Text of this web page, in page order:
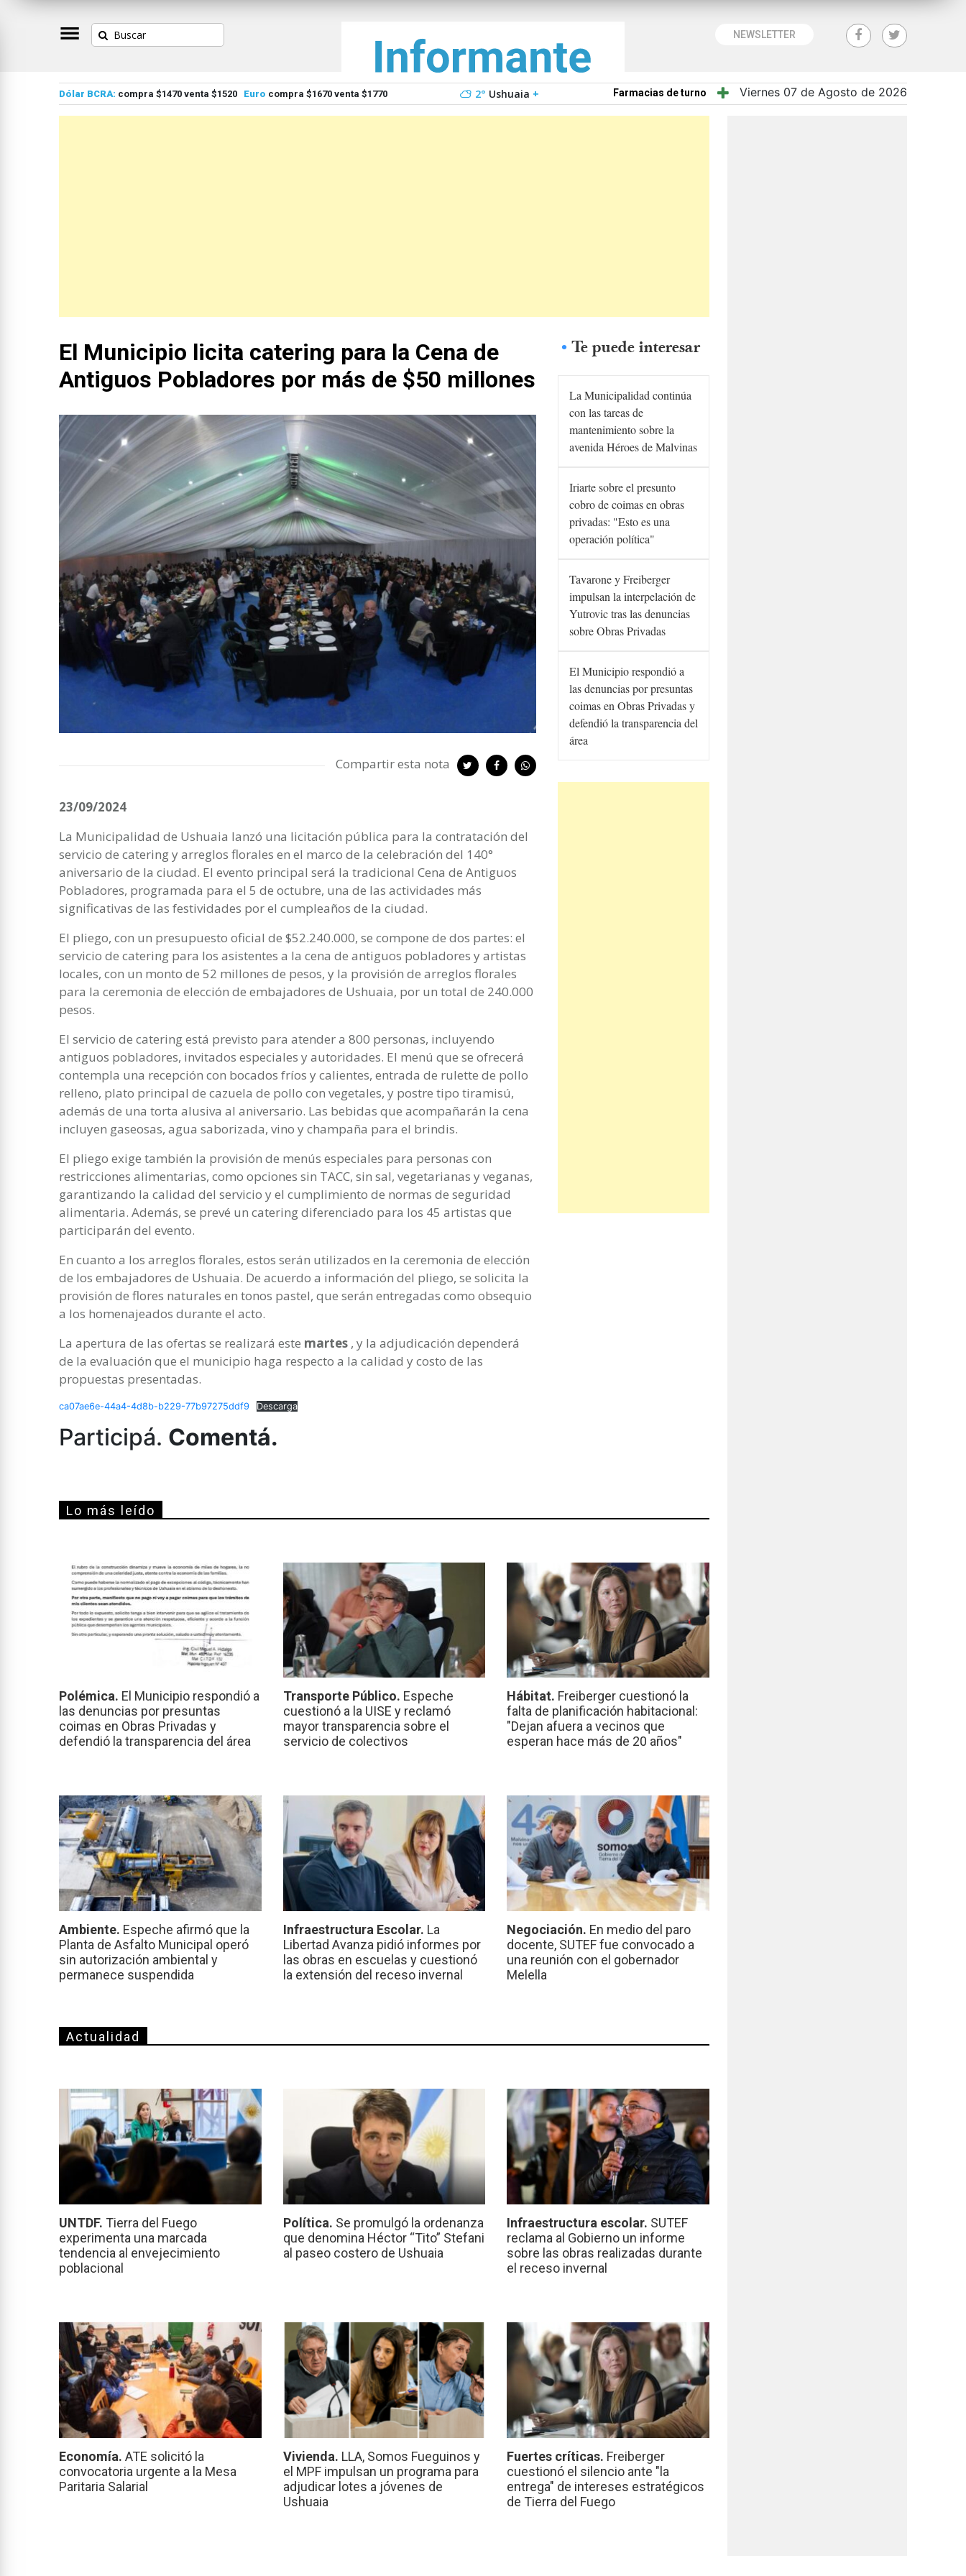
NEWSLETTER
Dólar BCRA: compra $1470 venta $1520 Euro compra $1670 venta $1770 2° Ushuaia + Farmacias de turno Viernes 07 de Agosto de 2026
El Municipio licita catering para la Cena de
Antiguos Pobladores por más de $50 millones
Compartir esta nota
23/09/2024
La Municipalidad de Ushuaia lanzó una licitación pública para la contratación del
servicio de catering y arreglos florales en el marco de la celebración del 140°
aniversario de la ciudad. El evento principal será la tradicional Cena de Antiguos
Pobladores, programada para el 5 de octubre, una de las actividades más
significativas de las festividades por el cumpleaños de la ciudad.
El pliego, con un presupuesto oficial de $52.240.000, se compone de dos partes: el
servicio de catering para los asistentes a la cena de antiguos pobladores y artistas
locales, con un monto de 52 millones de pesos, y la provisión de arreglos florales
para la ceremonia de elección de embajadores de Ushuaia, por un total de 240.000
pesos.
El servicio de catering está previsto para atender a 800 personas, incluyendo
antiguos pobladores, invitados especiales y autoridades. El menú que se ofrecerá
contempla una recepción con bocados fríos y calientes, entrada de rulette de pollo
relleno, plato principal de cazuela de pollo con vegetales, y postre tipo tiramisú,
además de una torta alusiva al aniversario. Las bebidas que acompañarán la cena
incluyen gaseosas, agua saborizada, vino y champaña para el brindis.
El pliego exige también la provisión de menús especiales para personas con
restricciones alimentarias, como opciones sin TACC, sin sal, vegetarianas y veganas,
garantizando la calidad del servicio y el cumplimiento de normas de seguridad
alimentaria. Además, se prevé un catering diferenciado para los 45 artistas que
participarán del evento.
En cuanto a los arreglos florales, estos serán utilizados en la ceremonia de elección
de los embajadores de Ushuaia. De acuerdo a información del pliego, se solicita la
provisión de flores naturales en tonos pastel, que serán entregadas como obsequio
a los homenajeados durante el acto.
La apertura de las ofertas se realizará este martes , y la adjudicación dependerá
de la evaluación que el municipio haga respecto a la calidad y costo de las
propuestas presentadas.
ca07ae6e-44a4-4d8b-b229-77b97275ddf9 Descarga
Te puede interesar
La Municipalidad continúa
con las tareas de
mantenimiento sobre la
avenida Héroes de Malvinas
Iriarte sobre el presunto
cobro de coimas en obras
privadas: "Esto es una
operación política"
Tavarone y Freiberger
impulsan la interpelación de
Yutrovic tras las denuncias
sobre Obras Privadas
El Municipio respondió a
las denuncias por presuntas
coimas en Obras Privadas y
defendió la transparencia del
área
Participá. Comentá.
Lo más leído
Polémica. El Municipio respondió a
las denuncias por presuntas
coimas en Obras Privadas y
defendió la transparencia del área
Transporte Público. Espeche
cuestionó a la UISE y reclamó
mayor transparencia sobre el
servicio de colectivos
Hábitat. Freiberger cuestionó la
falta de planificación habitacional:
"Dejan afuera a vecinos que
esperan hace más de 20 años"
Ambiente. Espeche afirmó que la
Planta de Asfalto Municipal operó
sin autorización ambiental y
permanece suspendida
Infraestructura Escolar. La
Libertad Avanza pidió informes por
las obras en escuelas y cuestionó
la extensión del receso invernal
Negociación. En medio del paro
docente, SUTEF fue convocado a
una reunión con el gobernador
Melella
Actualidad
UNTDF. Tierra del Fuego
experimenta una marcada
tendencia al envejecimiento
poblacional
Política. Se promulgó la ordenanza
que denomina Héctor “Tito” Stefani
al paseo costero de Ushuaia
Infraestructura escolar. SUTEF
reclama al Gobierno un informe
sobre las obras realizadas durante
el receso invernal
Economía. ATE solicitó la
convocatoria urgente a la Mesa
Paritaria Salarial
Vivienda. LLA, Somos Fueguinos y
el MPF impulsan un programa para
adjudicar lotes a jóvenes de
Ushuaia
Fuertes críticas. Freiberger
cuestionó el silencio ante "la
entrega" de intereses estratégicos
de Tierra del Fuego